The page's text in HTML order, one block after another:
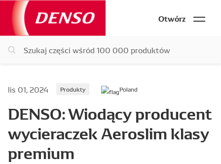
Otwórz
lis 01, 2024 Produkty Poland
DENSO: Wiodący producent
wycieraczek Aeroslim klasy
premium